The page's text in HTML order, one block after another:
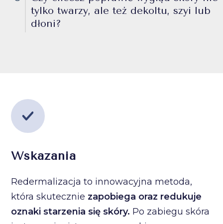
tylko twarzy, ale też dekoltu, szyi lub
dłoni?
Wskazania
Redermalizacja to innowacyjna metoda,
która skutecznie zapobiega oraz redukuje
oznaki starzenia się skóry. Po zabiegu skóra